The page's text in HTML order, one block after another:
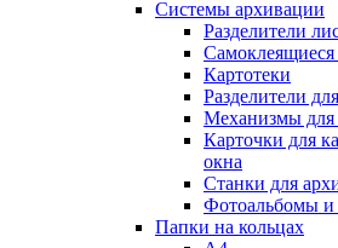
Системы архивации
Разделители
Картотеки
Разделители
Механизмы для
Карточки для
окна
Станки для
Фотоальбомы и
Папки на кольцах